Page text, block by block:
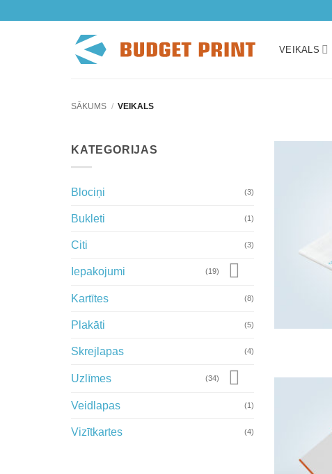
VEIKALS
SĀKUMS / VEIKALS
KATEGORIJAS
Blociņi (3)
Bukleti (1)
Citi (3)
Iepakojumi (19)
Kartītes (8)
Plakāti (5)
Skrejlapas (4)
Uzlīmes (34)
Veidlapas (1)
Vizītkartes (4)